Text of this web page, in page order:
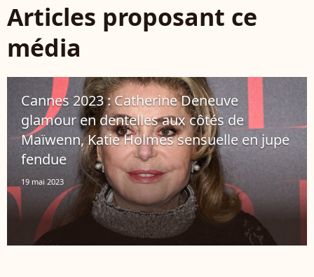
Articles proposant ce
média
Cannes 2023 : Catherine Deneuve
glamour en dentelles aux côtés de
Maïwenn, Katie Holmes sensuelle en jupe
fendue
19 mai 2023